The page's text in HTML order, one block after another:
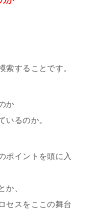
索することです。
か
いるのか。
ポイントを頭に入
か、
セスをここの舞台